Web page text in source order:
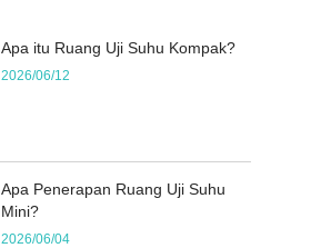
Apa itu Ruang Uji Suhu Kompak?
2026/06/12
Apa Penerapan Ruang Uji Suhu
Mini?
2026/06/04